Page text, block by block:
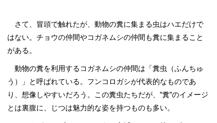
さて、冒頭で触れたが、動物の糞に集まる虫はハエだけで
はない。チョウの仲間やコガネムシの仲間も糞に集まること
がある。
動物の糞を利用するコガネムシの仲間は「糞虫（ふんちゅ
う）」と呼ばれている。フンコロガシが代表的なものであ
り、想像しやすいだろう。この糞虫たちだが、”糞”のイメージ
とは裏腹に、じつは魅力的な姿を持つものも多い。